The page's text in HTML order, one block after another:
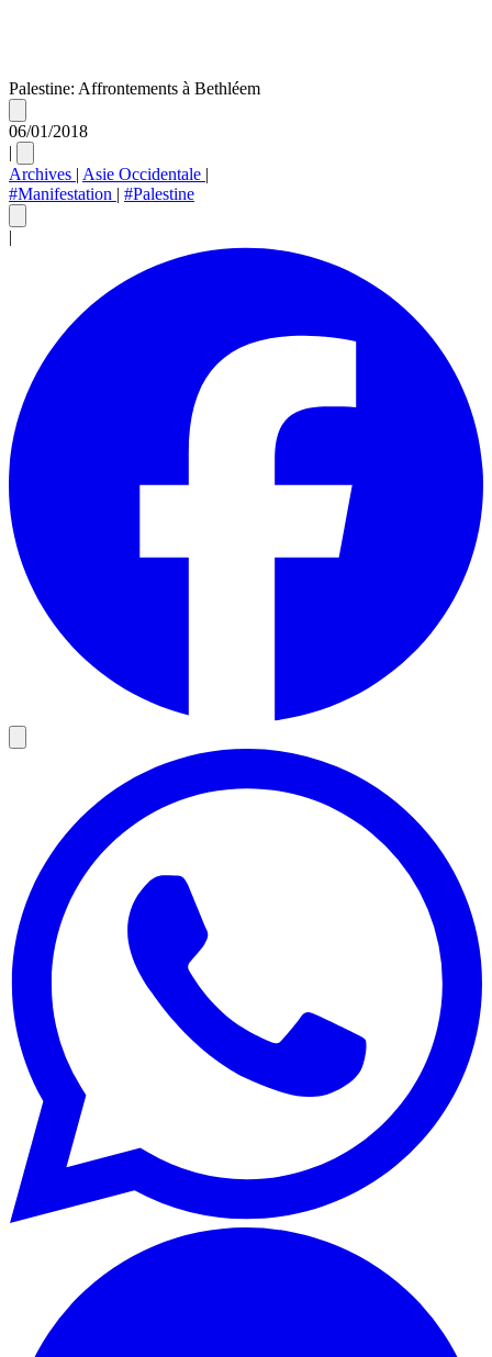
Palestine: Affrontements à Bethléem
06/01/2018
|
Archives | Asie Occidentale |
#Manifestation | #Palestine
|